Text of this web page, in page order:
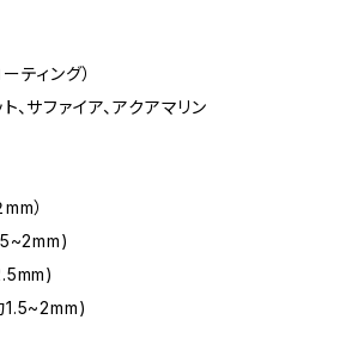
ティング）
、サファイア、アクアマリン
）
1.5~2mm)